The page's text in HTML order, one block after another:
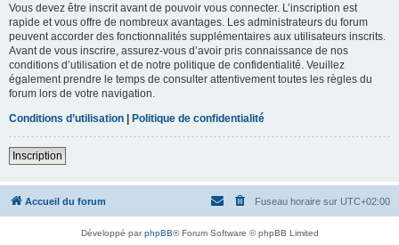
Vous devez être inscrit avant de pouvoir vous connecter. L’inscription est
rapide et vous offre de nombreux avantages. Les administrateurs du forum
peuvent accorder des fonctionnalités supplémentaires aux utilisateurs inscrits.
Avant de vous inscrire, assurez-vous d’avoir pris connaissance de nos
conditions d’utilisation et de notre politique de confidentialité. Veuillez
également prendre le temps de consulter attentivement toutes les règles du
forum lors de votre navigation.
Conditions d’utilisation | Politique de confidentialité
Inscription
Accueil du forum Fuseau horaire sur UTC+02:00
Développé parphpBB® Forum Software © phpBB Limited